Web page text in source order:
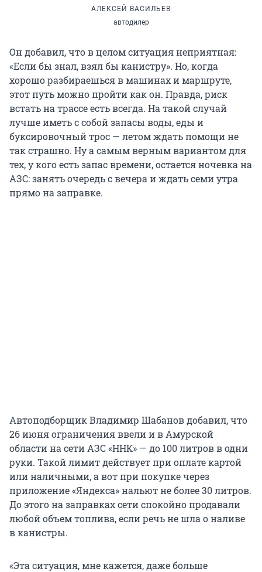
АЛЕКСЕЙ ВАСИЛЬЕВ
автодилер
Он добавил, что в целом ситуация неприятная:
«Если бы знал, взял бы канистру». Но, когда
хорошо разбираешься в машинах и маршруте,
этот путь можно пройти как он. Правда, риск
встать на трассе есть всегда. На такой случай
лучше иметь с собой запасы воды, еды и
буксировочный трос — летом ждать помощи не
так страшно. Ну а самым верным вариантом для
тех, у кого есть запас времени, остается ночевка на
АЗС: занять очередь с вечера и ждать семи утра
прямо на заправке.
Автоподборщик Владимир Шабанов добавил, что
26 июня ограничения ввели и в Амурской
области на сети АЗС «ННК» — до 100 литров в одни
руки. Такой лимит действует при оплате картой
или наличными, а вот при покупке через
приложение «Яндекса» нальют не более 30 литров.
До этого на заправках сети спокойно продавали
любой объем топлива, если речь не шла о наливе
в канистры.
«Эта ситуация, мне кажется, даже больше